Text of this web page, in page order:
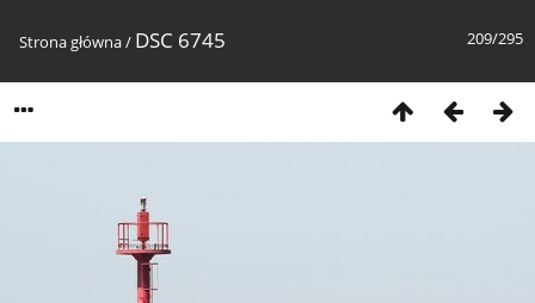
209/295
Strona główna/ DSC 6745